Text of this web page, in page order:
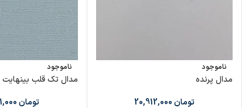
ناموجود
مدال پرنده
تومان
ناموجود
مدال تک قلب بینهایت
تومان